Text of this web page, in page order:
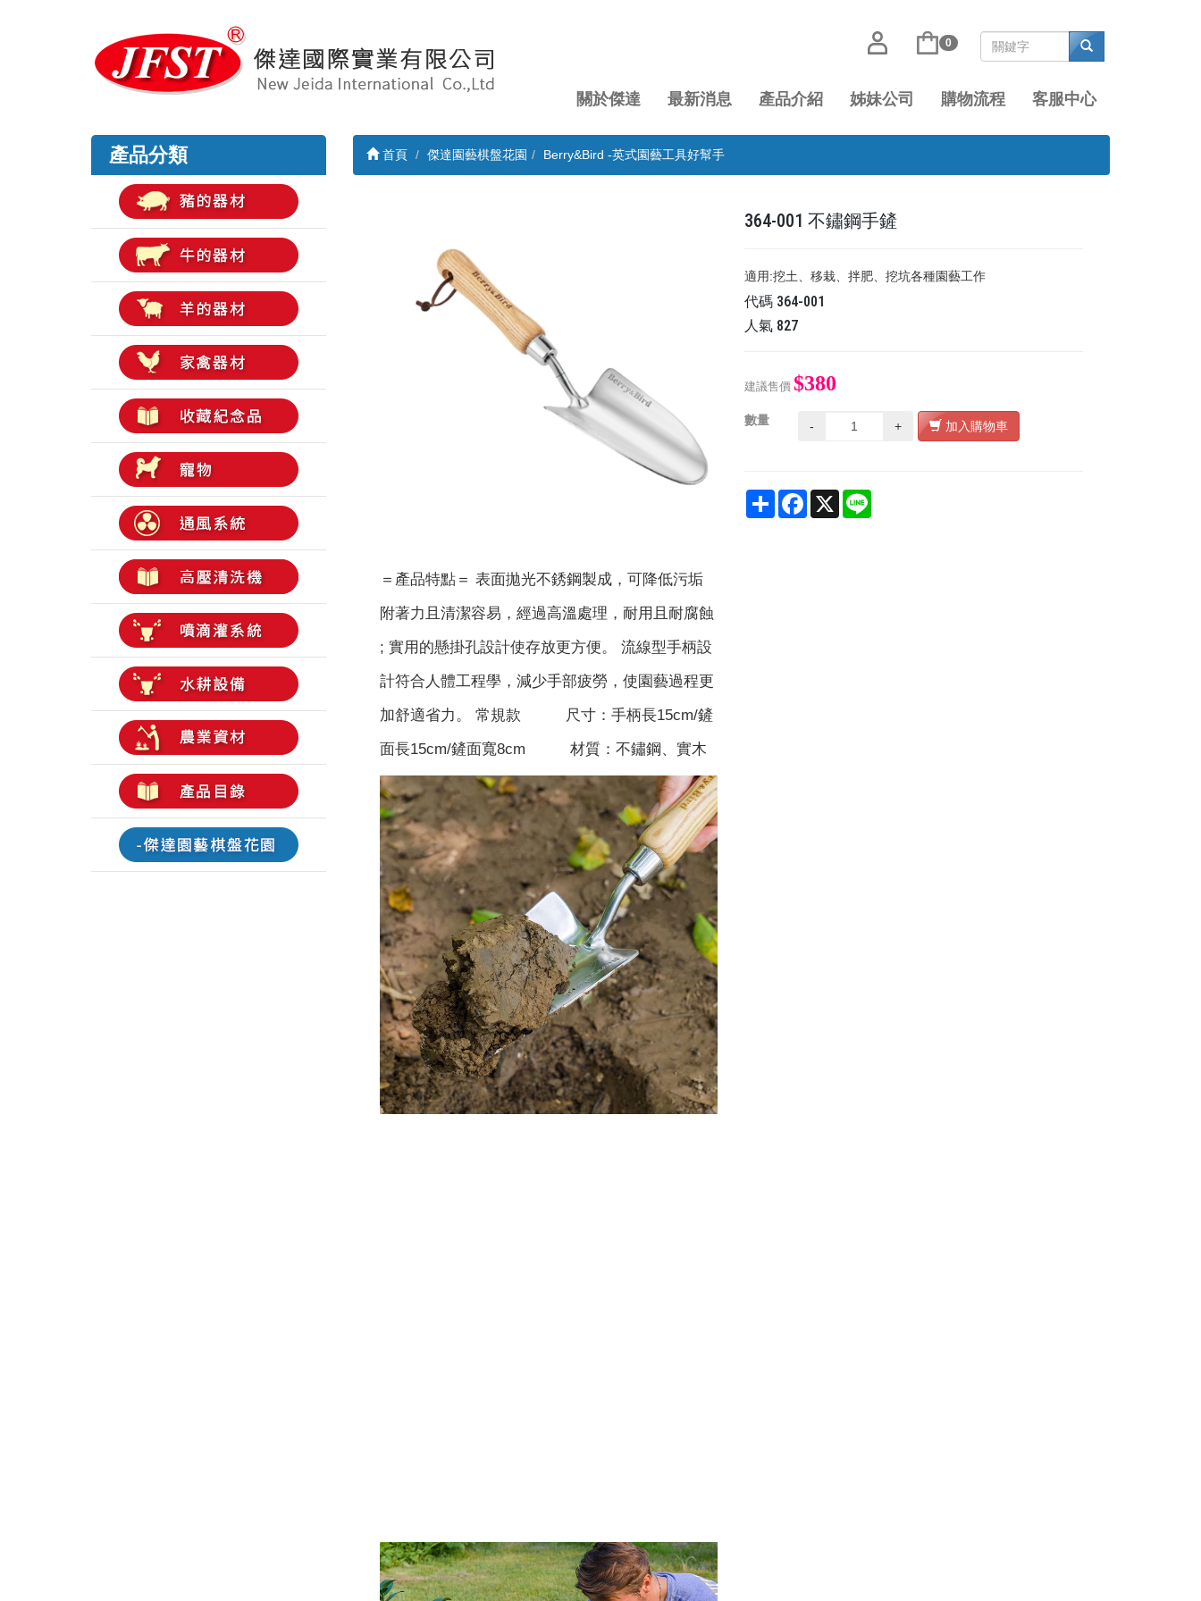
0
關於傑達 最新消息 產品介紹 姊妹公司 購物流程 客服中心
產品分類 首頁 傑達園藝棋盤花園 Berry&Bird -英式園藝工具好幫手
364-001 不鏽鋼手鏟
適用:挖土、移栽、拌肥、挖坑各種園藝工作
代碼 364-001
人氣 827
建議售價 $380
數量 - + 加入購物車
Share Facebook
X
＝產品特點＝ 表面拋光不銹鋼製成，可降低污垢
附著力且清潔容易，經過高溫處理，耐用且耐腐蝕
; 實用的懸掛孔設計使存放更方便。 流線型手柄設
計符合人體工程學，減少手部疲勞，使園藝過程更
加舒適省力。 常規款 尺寸：手柄長15cm/鏟
面長15cm/鏟面寬8cm 材質：不鏽鋼、實木